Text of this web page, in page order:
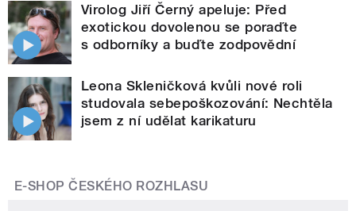
Virolog Jiří Černý apeluje: Před
exotickou dovolenou se poraďte
s odborníky a buďte zodpovědní
Leona Skleničková kvůli nové roli
studovala sebepoškozování: Nechtěla
jsem z ní udělat karikaturu
E-SHOP ČESKÉHO ROZHLASU